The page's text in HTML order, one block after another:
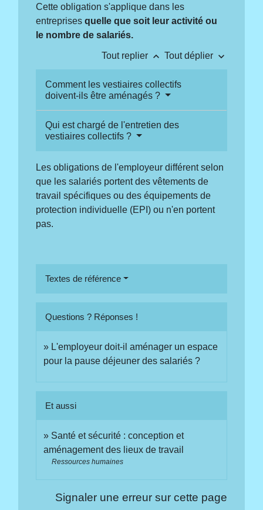
Cette obligation s'applique dans les
entreprises quelle que soit leur activité ou
le nombre de salariés.
Tout replier keyboard_arrow_up Tout déplier keyboard_arrow_down
Comment les vestiaires collectifs
doivent-ils être aménagés ?
Qui est chargé de l'entretien des
vestiaires collectifs ?
Les obligations de l'employeur différent selon
que les salariés portent des vêtements de
travail spécifiques ou des équipements de
protection individuelle (EPI) ou n'en portent
pas.
Textes de référence
Questions ? Réponses !
L'employeur doit-il aménager un espace
pour la pause déjeuner des salariés ?
Et aussi
Santé et sécurité : conception et
aménagement des lieux de travail
Ressources humaines
Signaler une erreur sur cette page